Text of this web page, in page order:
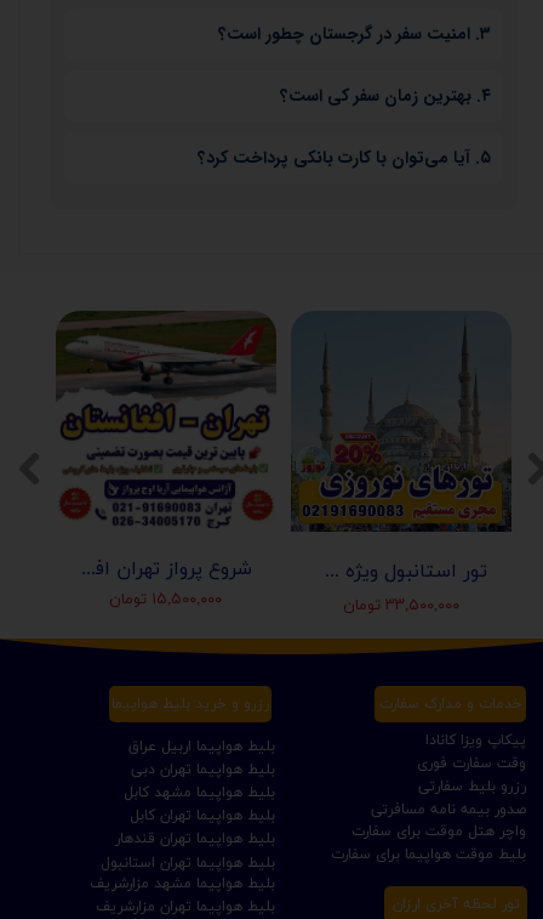
واحد پول لاری (GEL) است و می‌توانید ارز را در صرافی‌های
معتبر تبدیل کنید.۳. امنیت سفر در گرجستان چطور است؟
گرجستان در اکثر مناطق گردشگری امن است، اما رعایت نکات
ایمنی و مراقبت از وسایل شخصی توصیه می‌شود.۴. بهترین زمان سفر کی است؟
بهار و پاییز بهترین زمان برای بازدید از گرجستان است. تابستان
گرم و زمستان در برخی مناطق سرد و برفی است.۵. آیا می‌توان با کارت بانکی پرداخت کرد؟
شروع پرواز تهران افغانستان (کابل-مزارشریف-هرات-قندهار)
۱۵,۵۰۰,۰۰۰ تومان
تور استانبول ویژه عید نوروز 1405 | مجری مستقیم ✈️
۳۳,۵۰۰,۰۰۰ تومان
رزرو بلیط سفارتی
پیکاپ ویزا کانادا
بلیط هواپیما تهران کابل
بلیط هواپیما تهران مزارشریف
بلیط هواپیما مشهد کابل
بلیط هواپیما تهران قندهار
بلیط هواپیما مشهد مزارشریف
بلیط موقت هواپیما برای سفارت
واچر هتل موقت برای سفارت
بلیط هواپیما تهران دبی
بلیط هواپیما تهران استانبول
بلیط هواپیما اربیل عراق
صدور بیمه نامه مسافرتی
خدمات و مدارک سفارت رزرو و خرید بلیط هواپیما
تور لحظه آخری ارزان
وقت سفارت فوری